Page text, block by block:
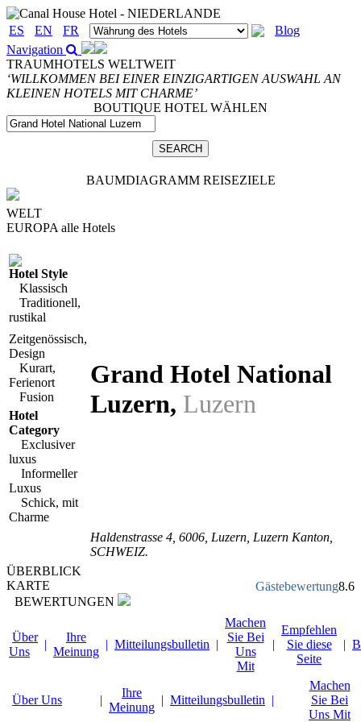
ES EN FR
Blog
Navigation
TRAUMHOTELS WELTWEIT
‘WILLKOMMEN BEI EINER EINZIGARTIGEN AUSWAHL AN
KLEINEN HOTELS MIT CHARME’
BOUTIQUE HOTEL WÄHLEN
BAUMDIAGRAMM REISEZIELE
WELT
EUROPA alle Hotels
Hotel Style
Klassisch
Traditionell,
rustikal
Zeitgenössisch,
Design
Kurart,
Ferienort
Fusion
Hotel
Category
Exclusiver
luxus
Informeller
Luxus
Schick, mit
Charme
Grand Hotel National
Luzern, Luzern
Haldenstrasse 4 6006 , Luzern, Luzern Kanton
SCHWEIZ.
Gästebewertung8.6
ÜBERBLICK
KARTE
BEWERTUNGEN
Über
Uns
|
Ihre
Meinung
| Mitteilungsbulletin |
Machen
Sie Bei
Uns
Mit
|
Empfehlen
Sie diese
Seite
|
Über Uns |
Ihre
Meinung
| Mitteilungsbulletin |
Machen
Sie Bei
Uns Mit